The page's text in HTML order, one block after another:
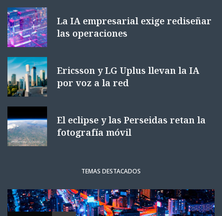
La IA empresarial exige rediseñar
las operaciones
Ericsson y LG Uplus llevan la IA
por voz a la red
El eclipse y las Perseidas retan la
fotografía móvil
TEMAS DESTACADOS